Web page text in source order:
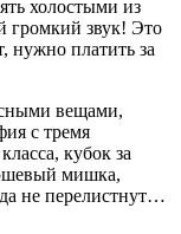
холостыми из
громкий звук! Это
нужно платить за
вещами,
с тремя
кубок за
мишка,
не перелистнут…